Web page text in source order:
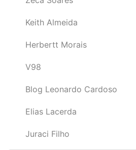
Keith Almeida
Herbertt Morais
V98
Blog Leonardo Cardoso
Elias Lacerda
Juraci Filho